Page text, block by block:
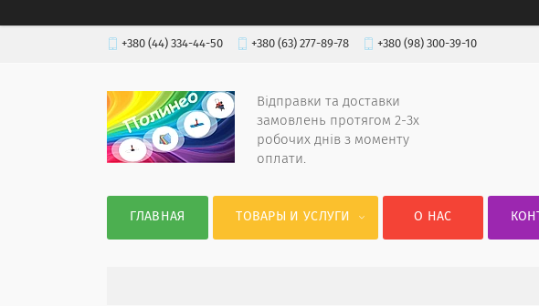
+380 (44) 334-44-50 +380 (63) 277-89-78 +380 (98) 300-39-10
Відправки та доставки
замовлень протягом 2-3х
робочих днів з моменту
оплати.
ГЛАВНАЯ ТОВАРЫ И УСЛУГИ О НАС